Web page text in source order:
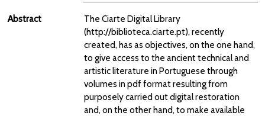
Abstract
The Ciarte Digital Library
(http://biblioteca.ciarte.pt), recently
created, has as objectives, on the one hand,
to give access to the ancient technical and
artistic literature in Portuguese through
volumes in pdf format resulting from
purposely carried out digital restoration
and, on the other hand, to make available